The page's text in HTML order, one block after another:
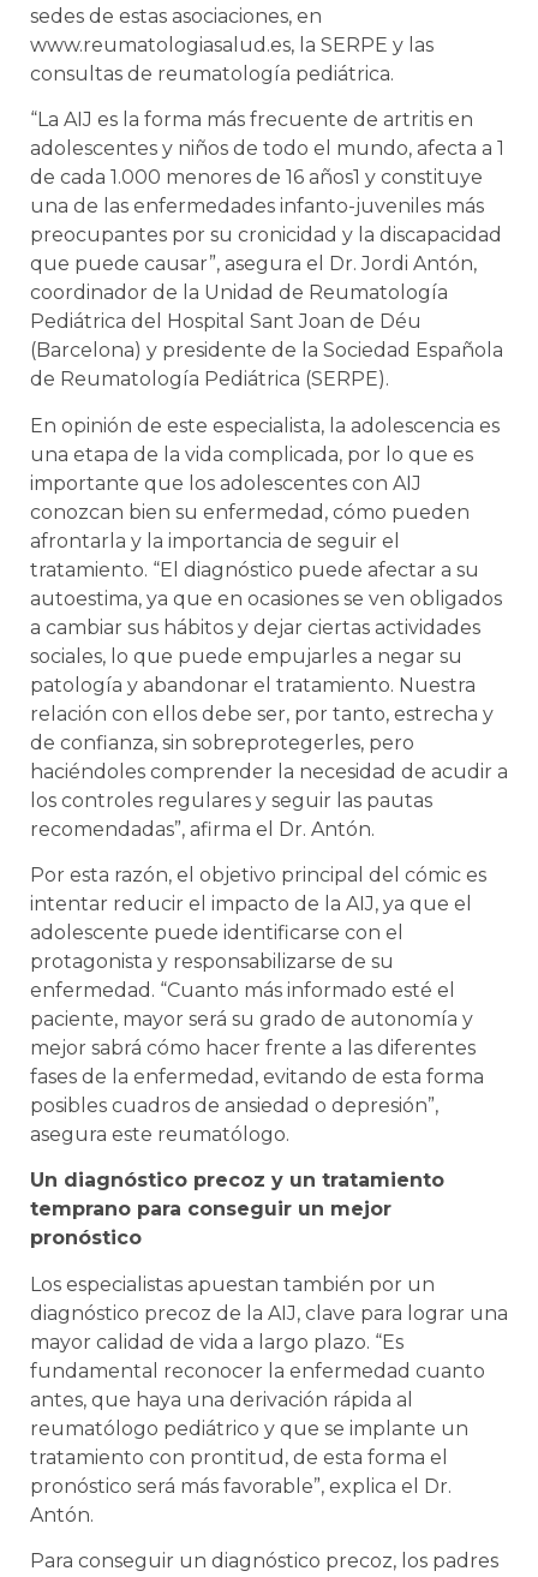
sedes de estas asociaciones, en
www.reumatologiasalud.es, la SERPE y las
consultas de reumatología pediátrica.
“La AIJ es la forma más frecuente de artritis en
adolescentes y niños de todo el mundo, afecta a 1
de cada 1.000 menores de 16 años1 y constituye
una de las enfermedades infanto-juveniles más
preocupantes por su cronicidad y la discapacidad
que puede causar”, asegura el Dr. Jordi Antón,
coordinador de la Unidad de Reumatología
Pediátrica del Hospital Sant Joan de Déu
(Barcelona) y presidente de la Sociedad Española
de Reumatología Pediátrica (SERPE).
En opinión de este especialista, la adolescencia es
una etapa de la vida complicada, por lo que es
importante que los adolescentes con AIJ
conozcan bien su enfermedad, cómo pueden
afrontarla y la importancia de seguir el
tratamiento. “El diagnóstico puede afectar a su
autoestima, ya que en ocasiones se ven obligados
a cambiar sus hábitos y dejar ciertas actividades
sociales, lo que puede empujarles a negar su
patología y abandonar el tratamiento. Nuestra
relación con ellos debe ser, por tanto, estrecha y
de confianza, sin sobreprotegerles, pero
haciéndoles comprender la necesidad de acudir a
los controles regulares y seguir las pautas
recomendadas”, afirma el Dr. Antón.
Por esta razón, el objetivo principal del cómic es
intentar reducir el impacto de la AIJ, ya que el
adolescente puede identificarse con el
protagonista y responsabilizarse de su
enfermedad. “Cuanto más informado esté el
paciente, mayor será su grado de autonomía y
mejor sabrá cómo hacer frente a las diferentes
fases de la enfermedad, evitando de esta forma
posibles cuadros de ansiedad o depresión”,
asegura este reumatólogo.
Un diagnóstico precoz y un tratamiento
temprano para conseguir un mejor
pronóstico
Los especialistas apuestan también por un
diagnóstico precoz de la AIJ, clave para lograr una
mayor calidad de vida a largo plazo. “Es
fundamental reconocer la enfermedad cuanto
antes, que haya una derivación rápida al
reumatólogo pediátrico y que se implante un
tratamiento con prontitud, de esta forma el
pronóstico será más favorable”, explica el Dr.
Antón.
Para conseguir un diagnóstico precoz, los padres